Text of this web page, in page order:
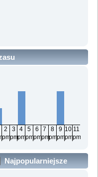
2
pm
3
pm
4
pm
5
pm
6
pm
7
pm
8
pm
9
pm
10
pm
11
pm
Najpopularniejsze